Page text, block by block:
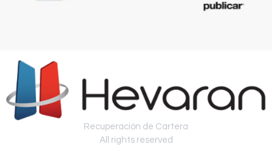
Recuperación de Cartera
All rights reserved